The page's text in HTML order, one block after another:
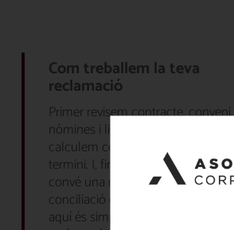
Com treballem la teva
reclamació
Primer revisem contracte, conveni,
nòmines i liquidació. Després
calculem conceptes, diferències i
termini. I, finalment, decidim si
convé una reclamació prèvia,
conciliació o demanda. L’objectiu
aquí és simple: